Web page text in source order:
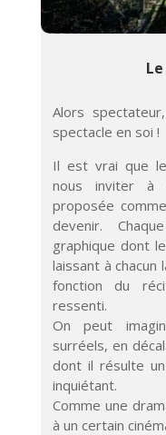
Alors
spectacle en soi !
Il est vrai que
nous inviter à
proposée
devenir.
graphique dont
laissant à
fonction du
ressenti.
On peut
surréels, en
dont il résulte
inquiétant.
Comme une
à un certain